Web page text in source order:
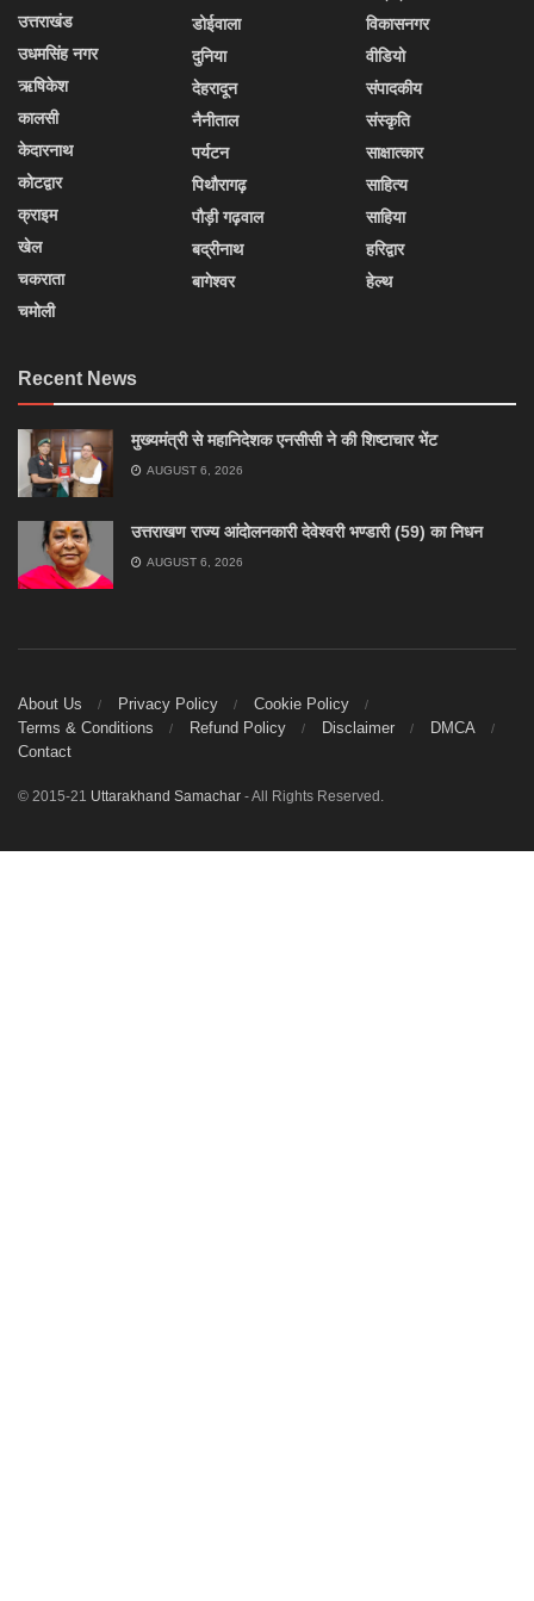
उत्तराखंड
उधमसिंह नगर
ऋषिकेश
कालसी
केदारनाथ
कोटद्वार
क्राइम
खेल
चकराता
चमोली
डोईवाला
दुनिया
देहरादून
नैनीताल
पर्यटन
पिथौरागढ़
पौड़ी गढ़वाल
बद्रीनाथ
बागेश्वर
विकासनगर
वीडियो
संपादकीय
संस्कृति
साक्षात्कार
साहित्य
साहिया
हरिद्वार
हेल्थ
Recent News
मुख्यमंत्री से महानिदेशक एनसीसी ने की शिष्टाचार भेंट
AUGUST 6, 2026
उत्तराखण राज्य आंदोलनकारी देवेश्वरी भण्डारी (59) का निधन
AUGUST 6, 2026
About Us Privacy Policy
Cookie Policy
Terms & Conditions
Refund Policy Disclaimer
DMCA
Contact
© 2015-21 Uttarakhand Samachar - All Rights Reserved.